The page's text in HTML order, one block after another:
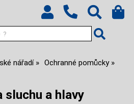
nářadí
Ochranné pomůcky
sluchu a hlavy